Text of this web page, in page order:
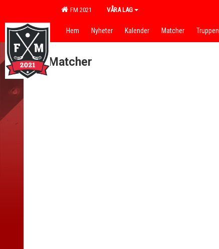
FM 2021 VÅRA LAG
Hem Nyheter Kalender Matcher Truppen
Matcher